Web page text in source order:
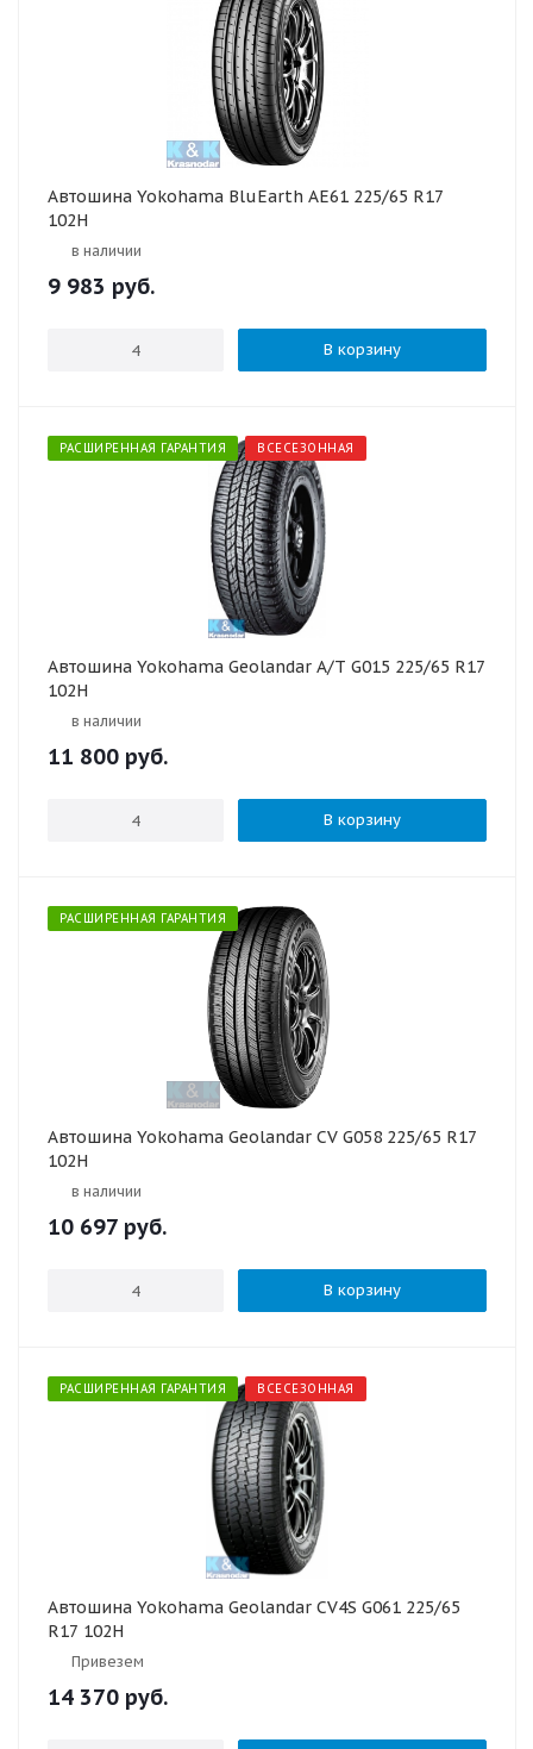
Автошина Yokohama BluEarth AE61 225/65 R17
102H
в наличии
9 983 руб.
В корзину
РАСШИРЕННАЯ ГАРАНТИЯ ВСЕСЕЗОННАЯ
Автошина Yokohama Geolandar A/T G015 225/65 R17
102H
в наличии
11 800 руб.
В корзину
РАСШИРЕННАЯ ГАРАНТИЯ
Автошина Yokohama Geolandar CV G058 225/65 R17
102H
в наличии
10 697 руб.
В корзину
РАСШИРЕННАЯ ГАРАНТИЯ ВСЕСЕЗОННАЯ
Автошина Yokohama Geolandar CV4S G061 225/65
R17 102H
Привезем
14 370 руб.